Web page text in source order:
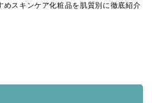
めスキンケア化粧品を肌質別に徹底紹介